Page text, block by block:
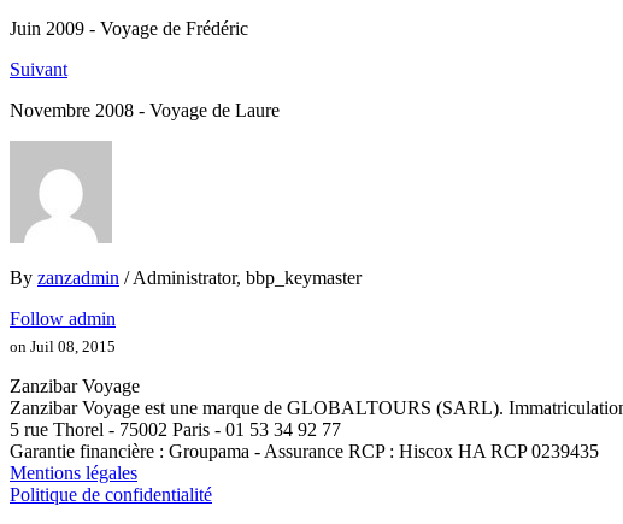
Juin 2009 - Voyage de Frédéric
Suivant
Novembre 2008 - Voyage de Laure
By zanzadmin / Administrator, bbp_keymaster
Follow admin
on Juil 08, 2015
Zanzibar Voyage
Zanzibar Voyage est une marque de GLOBALTOURS (SARL).
5 rue Thorel - 75002 Paris - 01 53 34 92 77
Garantie financière : Groupama - Assurance RCP : Hiscox HA RCP 0239435
Mentions légales
Politique de confidentialité